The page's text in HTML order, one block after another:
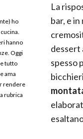
ho
hanno
Oggi
tutto
ama
rendere
rubrica
La
bar, e
dessert
spesso